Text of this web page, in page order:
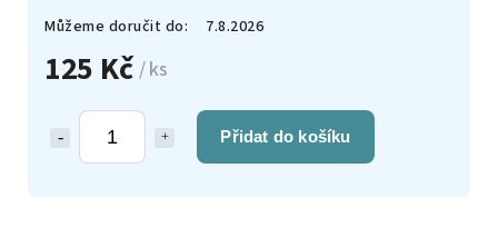
125 Kč / ks
Přidat do košíku
Můžeme doručit do: 7.8.2026